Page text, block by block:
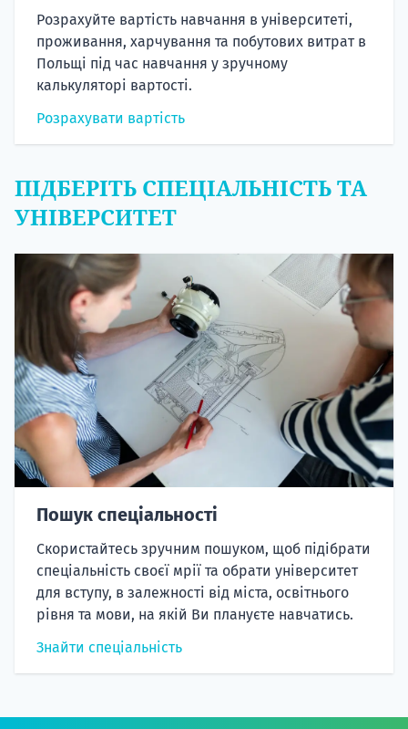
Розрахуйте вартість навчання в університеті,
проживання, харчування та побутових витрат в
Польщі під час навчання у зручному
калькуляторі вартості.
Розрахувати вартість
ПІДБЕРІТЬ СПЕЦІАЛЬНІСТЬ ТА
УНІВЕРСИТЕТ
Пошук спеціальності
Скористайтесь зручним пошуком, щоб підібрати
спеціальність своєї мрії та обрати університет
для вступу, в залежності від міста, освітнього
рівня та мови, на якій Ви плануєте навчатись.
Знайти спеціальність